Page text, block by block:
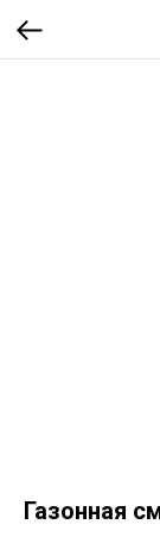
Газонная